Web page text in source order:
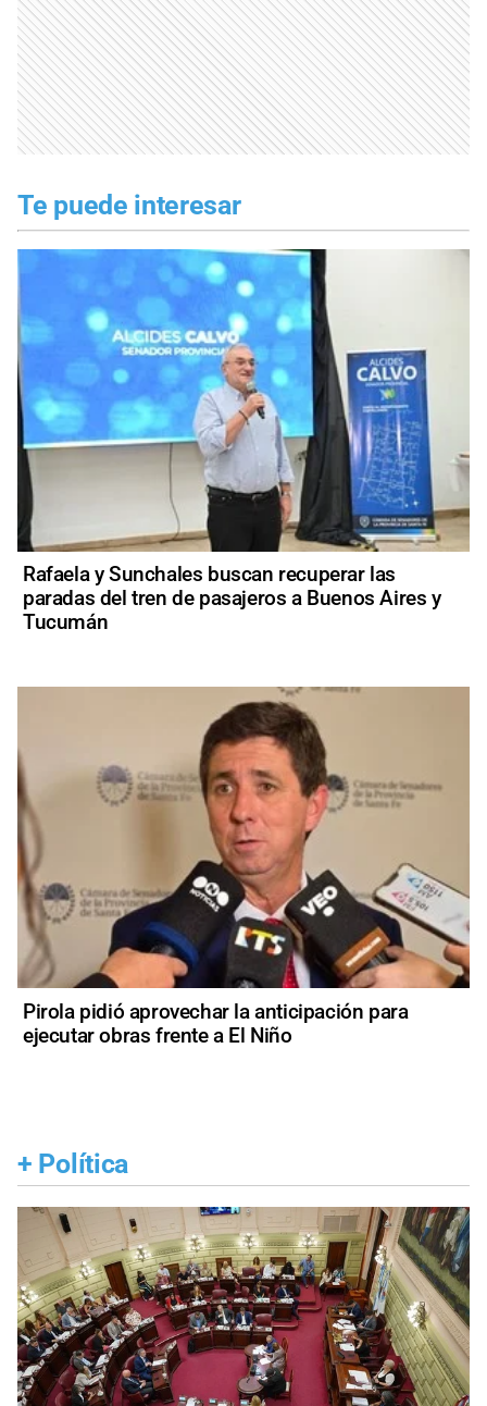
Te puede interesar
Rafaela y Sunchales buscan recuperar las
paradas del tren de pasajeros a Buenos Aires y
Tucumán
Pirola pidió aprovechar la anticipación para
ejecutar obras frente a El Niño
+ Política